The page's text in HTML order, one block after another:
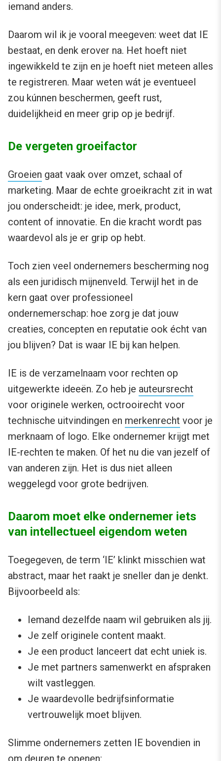
iemand anders.
Daarom wil ik je vooral meegeven: weet dat IE
bestaat, en denk erover na. Het hoeft niet
ingewikkeld te zijn en je hoeft niet meteen alles
te registreren. Maar weten wát je eventueel
zou kúnnen beschermen, geeft rust,
duidelijkheid en meer grip op je bedrijf.
De vergeten groeifactor
Groeien gaat vaak over omzet, schaal of
marketing. Maar de echte groeikracht zit in wat
jou onderscheidt: je idee, merk, product,
content of innovatie. En die kracht wordt pas
waardevol als je er grip op hebt.
Toch zien veel ondernemers bescherming nog
als een juridisch mijnenveld. Terwijl het in de
kern gaat over professioneel
ondernemerschap: hoe zorg je dat jouw
creaties, concepten en reputatie ook écht van
jou blijven? Dat is waar IE bij kan helpen.
IE is de verzamelnaam voor rechten op
uitgewerkte ideeën. Zo heb je auteursrecht
voor originele werken, octrooirecht voor
technische uitvindingen en merkenrecht voor je
merknaam of logo. Elke ondernemer krijgt met
IE-rechten te maken. Of het nu die van jezelf of
van anderen zijn. Het is dus niet alleen
weggelegd voor grote bedrijven.
Daarom moet elke ondernemer iets
van intellectueel eigendom weten
Toegegeven, de term ‘IE’ klinkt misschien wat
abstract, maar het raakt je sneller dan je denkt.
Bijvoorbeeld als:
Iemand dezelfde naam wil gebruiken als jij.
Je zelf originele content maakt.
Je een product lanceert dat echt uniek is.
Je met partners samenwerkt en afspraken
wilt vastleggen.
Je waardevolle bedrijfsinformatie
vertrouwelijk moet blijven.
Slimme ondernemers zetten IE bovendien in